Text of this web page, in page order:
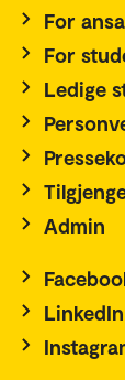
For
For
Ledige
Admin
LinkedIn